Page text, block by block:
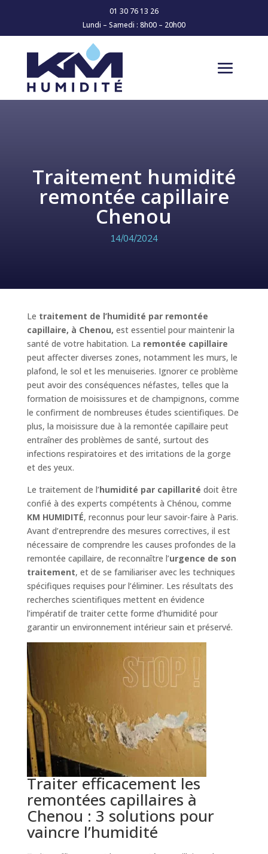
01 30 76 13 26
Lundi – Samedi : 8h00 – 20h00
Traitement humidité
remontée capillaire
Chenou
14/04/2024
Le traitement de l’humidité par remontée
capillaire, à Chenou, est essentiel pour maintenir la
santé de votre habitation. La remontée capillaire
peut affecter diverses zones, notamment les murs, le
plafond, le sol et les menuiseries. Ignorer ce problème
peut avoir des conséquences néfastes, telles que la
formation de moisissures et de champignons, comme
le confirment de nombreuses études scientifiques. De
plus, la moisissure due à la remontée capillaire peut
entraîner des problèmes de santé, surtout des
infections respiratoires et des irritations de la gorge
et des yeux.
Le traitement de l’humidité par capillarité doit être
confié à des experts compétents à Chénou, comme
KM HUMIDITÉ, reconnus pour leur savoir-faire à Paris.
Avant d’entreprendre des mesures correctives, il est
nécessaire de comprendre les causes profondes de la
remontée capillaire, de reconnaître l’urgence de son
traitement, et de se familiariser avec les techniques
spécifiques requises pour l’éliminer. Les résultats des
recherches scientifiques mettent en évidence
l’impératif de traiter cette forme d’humidité pour
garantir un environnement intérieur sain et préservé.
Traiter efficacement les
remontées capillaires à
Chenou : 3 solutions pour
vaincre l’humidité